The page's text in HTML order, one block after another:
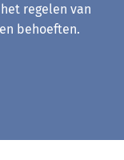
regelen van
behoeften.